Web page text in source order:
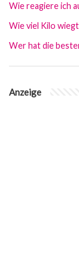
Wie reagiere ich
Wie viel Kilo
Wer hat die
Anzeige